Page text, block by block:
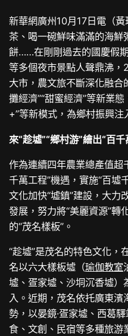
新華網廣州10月17日電（
茶、喝一碗鮮味滿滿的海鮮
餅……在剛剛過去的國慶假
等多個夜市景點人聲鼎沸
大市，農文旅不斷深化融合
攤經濟”“甜蜜經濟”等新業
+”等新模式，為鄉村振興注
來“趁墟”“鄉村游”繪出“百千
作為連續四年農業總產值超
千萬工程”機遇，實施“百墟
文化加快“墟鎮”建設，大力
發展，努力將“美麗資源”轉
的“茂名樣板”。
“趁墟”是茂名的特色文化，
名以六大樣板墟（瑜伽教室
墟、疍家墟、沙垌沉香墟）
入。近期，茂名依托廣東
勢，以晏鏡·疍家墟、西葛
食、文創、民宿等多種旅